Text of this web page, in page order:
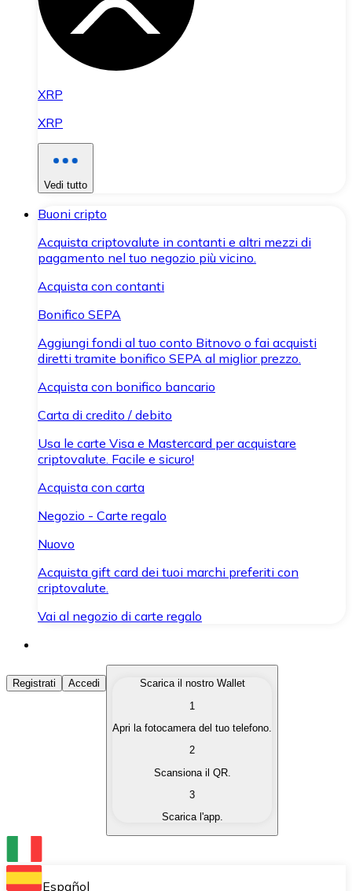
XRP
XRP
Vedi tutto
Buoni cripto
Acquista criptovalute in contanti e altri mezzi di
pagamento nel tuo negozio più vicino.
Acquista con contanti
Bonifico SEPA
Aggiungi fondi al tuo conto Bitnovo o fai acquisti
diretti tramite bonifico SEPA al miglior prezzo.
Acquista con bonifico bancario
Carta di credito / debito
Usa le carte Visa e Mastercard per acquistare
criptovalute. Facile e sicuro!
Acquista con carta
Negozio - Carte regalo
Nuovo
Acquista gift card dei tuoi marchi preferiti con
criptovalute.
Vai al negozio di carte regalo
Acquista Criptovalute
Acquista le criptovalute che ti interessano in modo
Converti le tue criptovalute in valuta fiat quando ne
Scambia una criptovaluta con un'altra
Conserva le tue cripto in un Wallet self-custodial.
Registrati Accedi
Scarica il nostro Wallet
1
Apri la fotocamera del tuo telefono.
2
Scansiona il QR.
3
Scarica l'app.
Español